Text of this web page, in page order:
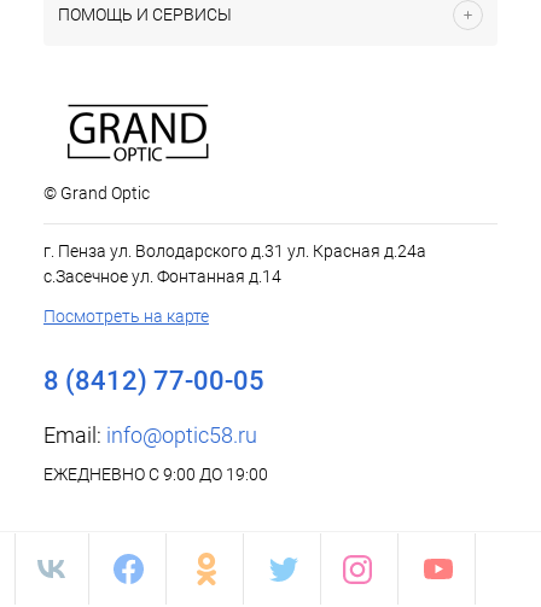
ПОМОЩЬ И СЕРВИСЫ
© Grand Optic
г. Пенза ул. Володарского д.31 ул. Красная д.24а
с.Засечное ул. Фонтанная д.14
Посмотреть на карте
8 (8412) 77-00-05
Email: info@optic58.ru
ЕЖЕДНЕВНО С 9:00 ДО 19:00